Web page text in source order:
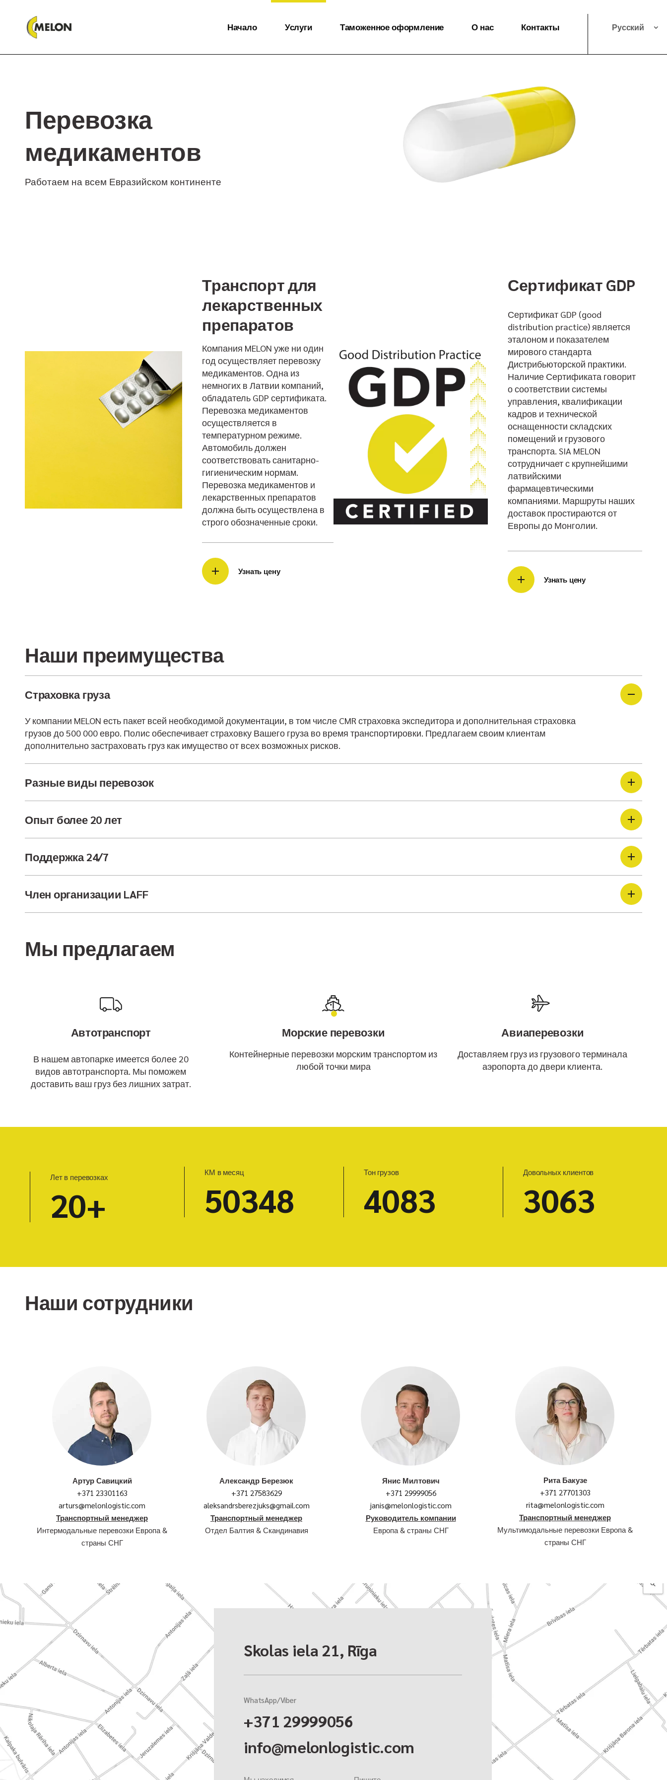
Начало Услуги Таможенное оформление О нас Контакты Русский
Перевозка
медикаментов
Работаем на всем Евразийском континенте
Транспорт для
лекарственных
препаратов
Компания MELON уже ни один
год осуществляет перевозку
медикаментов. Одна из
немногих в Латвии компаний,
обладатель GDP сертификата.
Перевозка медикаментов
осуществляется в
температурном режиме.
Автомобиль должен
соответствовать санитарно-
гигиеническим нормам.
Перевозка медикаментов и
лекарственных препаратов
должна быть осуществлена в
строго обозначенные сроки.
Узнать цену
Сертификат GDP
Сертификат GDP (good
distribution practice) является
эталоном и показателем
мирового стандарта
Дистрибьюторской практики.
Наличие Сертификата говорит
о соответствии системы
управления, квалификации
кадров и технической
оснащенности складских
помещений и грузового
транспорта. SIA MELON
сотрудничает с крупнейшими
латвийскими
фармацевтическими
компаниями. Маршруты наших
доставок простираются от
Европы до Монголии.
Узнать цену
Наши преимущества
Страховка груза
У компании MELON есть пакет всей необходимой документации, в том числе CMR страховка экспедитора и дополнительная страховка
грузов до 500 000 евро. Полис обеспечивает страховку Вашего груза во время транспортировки. Предлагаем своим клиентам
дополнительно застраховать груз как имущество от всех возможных рисков.
Разные виды перевозок
Опыт более 20 лет
Поддержка 24/7
Член организации LAFF
Мы предлагаем
Автотранспорт
В нашем автопарке имеется более 20
видов автотранспорта. Мы поможем
доставить ваш груз без лишних затрат.
Морские перевозки
Контейнерные перевозки морским транспортом из
любой точки мира
Авиаперевозки
Доставляем груз из грузового терминала
аэропорта до двери клиента.
Лет в перевозках
20+
КМ в месяц
50348
Тон грузов
5403
Довольных клиентов
3125
Наши сотрудники
Артур Савицкий
+371 23301163
arturs@melonlogistic.com
Транспортный менеджер
Интермодальные перевозки Европа &
страны СНГ
Александр Березюк
+371 27583629
aleksandrsberezjuks@gmail.com
Транспортный менеджер
Отдел Балтия & Скандинавия
Янис Милтович
+371 29999056
janis@melonlogistic.com
Руководитель компании
Европа & страны СНГ
Рита Бакузе
+371 27701303
rita@melonlogistic.com
Транспортный менеджер
Мультимодальные перевозки Европа &
страны СНГ
Skolas iela 21, Rīga
WhatsApp/Viber
+371 29999056
info@melonlogistic.com